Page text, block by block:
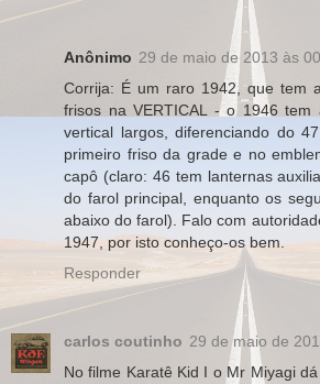
Anônimo 29 de maio de 2013 às
Corrija: É um raro 1942, que tem
frisos na VERTICAL - o 1946
vertical largos, diferenciando do
primeiro friso da grade e no
capô (claro: 46 tem lanternas
do farol principal, enquanto os
abaixo do farol). Falo com
1947, por isto conheço-os bem.
Responder
carlos coutinho 29 de maio de
No filme Karatê Kid I o Mr Miyagi